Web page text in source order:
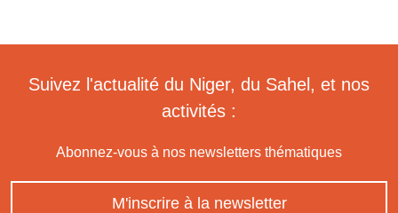
Suivez l'actualité du Niger, du Sahel, et nos
activités :
Abonnez-vous à nos newsletters thématiques
M'inscrire à la newsletter